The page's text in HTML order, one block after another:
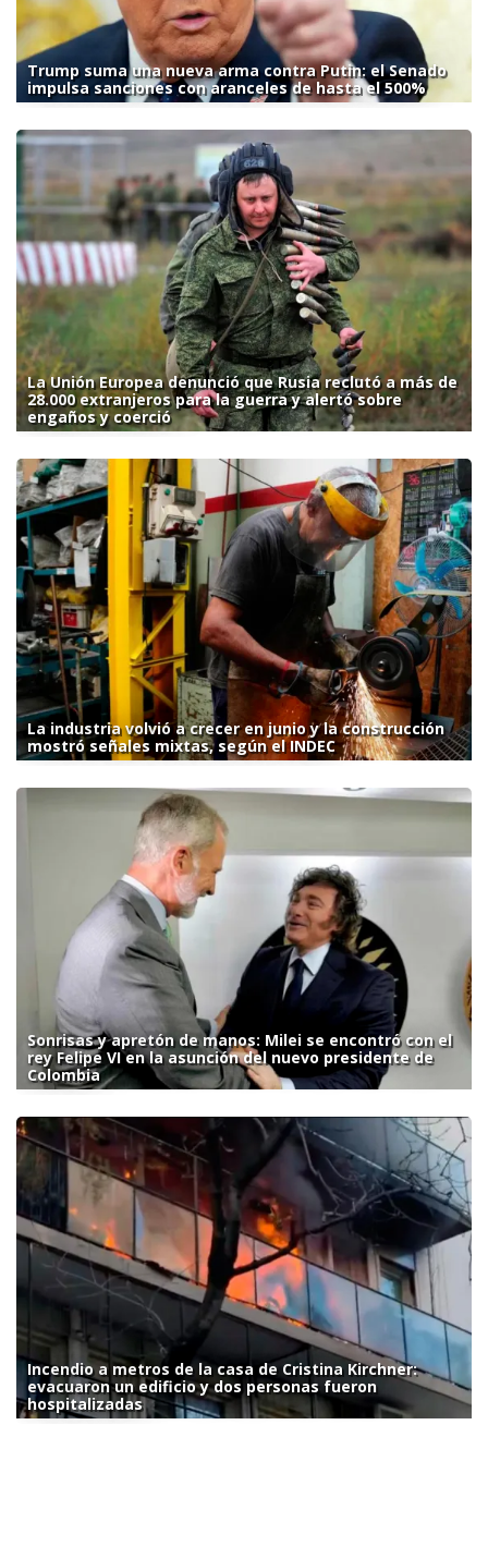
Trump suma una nueva arma contra Putin: el Senado
impulsa sanciones con aranceles de hasta el 500%
La Unión Europea denunció que Rusia reclutó a más de
28.000 extranjeros para la guerra y alertó sobre
engaños y coerció
La industria volvió a crecer en junio y la construcción
mostró señales mixtas, según el INDEC
Sonrisas y apretón de manos: Milei se encontró con el
rey Felipe VI en la asunción del nuevo presidente de
Colombia
Incendio a metros de la casa de Cristina Kirchner:
evacuaron un edificio y dos personas fueron
hospitalizadas